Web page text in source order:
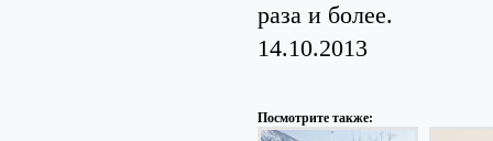
раза и более.
14.10.2013
Посмотрите также: